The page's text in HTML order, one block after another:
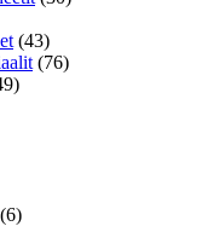
(43)
(76)
(6)